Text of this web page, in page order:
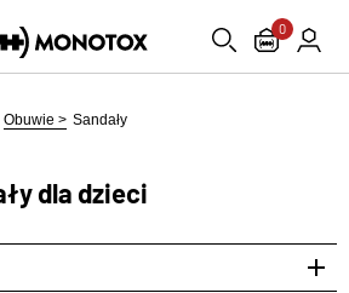
0
Obuwie > Sandały
dla dzieci